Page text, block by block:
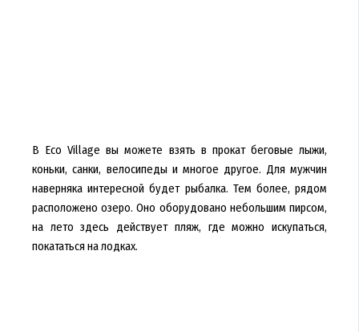
В Eco Village вы можете взять в прокат беговые лыжи,
коньки, санки, велосипеды и многое другое. Для мужчин
наверняка интересной будет рыбалка. Тем более, рядом
расположено озеро. Оно оборудовано небольшим пирсом,
на лето здесь действует пляж, где можно искупаться,
покататься на лодках.